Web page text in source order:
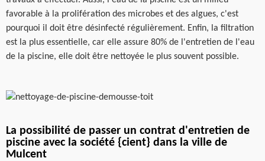
favorable à la prolifération des microbes et des algues, c'est
pourquoi il doit être désinfecté régulièrement. Enfin, la filtration
est la plus essentielle, car elle assure 80% de l'entretien de l'eau
de la piscine, elle doit être nettoyée le plus souvent possible.
La possibilité de passer un contrat d'entretien de
piscine avec la société {cient} dans la ville de
Mulcent